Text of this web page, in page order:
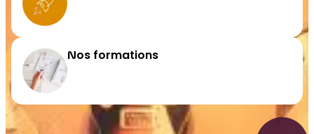
Nos formations